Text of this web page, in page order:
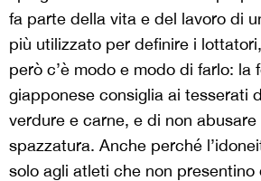
fa parte della vita e del lavoro di
più utilizzato per definire i
però c’è modo e modo di farlo: la
giapponese consiglia ai tesserati
verdure e carne, e di non
spazzatura. Anche perché
solo agli atleti che non